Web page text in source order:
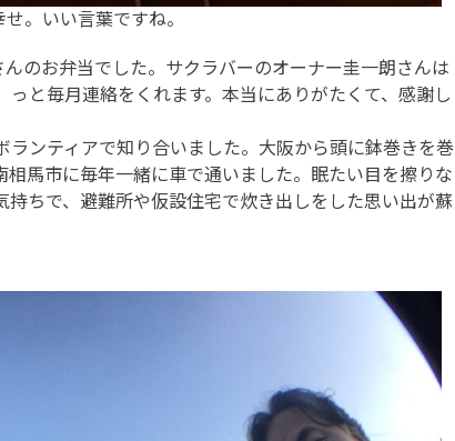
。いい言葉ですね。
のお弁当でした。サクラバーのオーナー圭一朗さんは
っと毎月連絡をくれます。本当にありがたくて、感謝し
ンティアで知り合いました。大阪から頭に鉢巻きを巻
馬市に毎年一緒に車で通いました。眠たい目を擦りな
ちで、避難所や仮設住宅で炊き出しをした思い出が蘇